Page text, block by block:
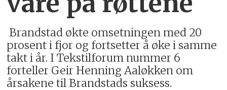
Brandstad økte omsetningen med 20
prosent i fjor og fortsetter å øke i samme
takt i år. I Tekstilforum nummer 6
forteller Geir Henning Aaløkken om
årsakene til Brandstads suksess.